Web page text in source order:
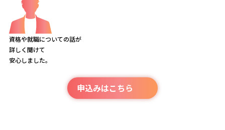
資格や就職についての話が
詳しく聞けて
安心しました。
申込みはこちら